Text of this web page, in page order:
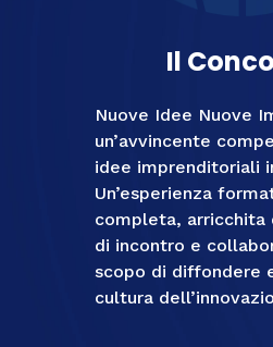
Il
Nuove Idee Nuove
un’avvincente
idee imprenditoriali
Un’esperienza
completa, arricchita
di incontro e
scopo di diffondere
cultura